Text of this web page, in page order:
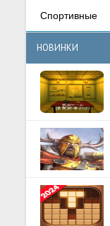
Спортивные
НОВИНКИ